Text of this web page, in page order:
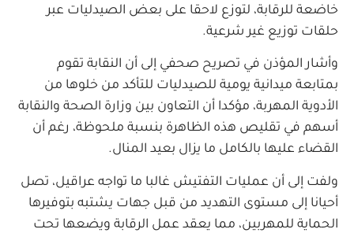
خاضعة للرقابة، لتوزع لاحقا على بعض الصيدليات عبر
حلقات توزيع غير شرعية.
وأشار المؤذن في تصريح صحفي إلى أن النقابة تقوم
بمتابعة ميدانية يومية للصيدليات للتأكد من خلوها من
الأدوية المهربة، مؤكدا أن التعاون بين وزارة الصحة والنقابة
أسهم في تقليص هذه الظاهرة بنسبة ملحوظة، رغم أن
القضاء عليها بالكامل ما يزال بعيد المنال.
ولفت إلى أن عمليات التفتيش غالبا ما تواجه عراقيل، تصل
أحيانا إلى مستوى التهديد من قبل جهات يشتبه بتوفيرها
الحماية للمهربين، مما يعقد عمل الرقابة ويضعها تحت